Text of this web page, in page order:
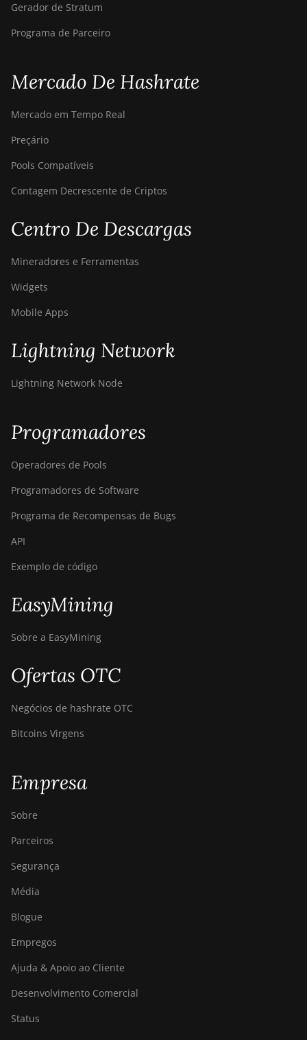
Gerador de Stratum
Programa de Parceiro
Mercado De Hashrate
Mercado em Tempo Real
Preçário
Pools Compatíveis
Contagem Decrescente de Criptos
Centro De Descargas
Mineradores e Ferramentas
Widgets
Mobile Apps
Lightning Network
Lightning Network Node
Programadores
Operadores de Pools
Programadores de Software
Programa de Recompensas de Bugs
API
Exemplo de código
EasyMining
Sobre a EasyMining
Ofertas OTC
Negócios de hashrate OTC
Bitcoins Virgens
Empresa
Sobre
Parceiros
Segurança
Média
Blogue
Empregos
Ajuda & Apoio ao Cliente
Desenvolvimento Comercial
Status